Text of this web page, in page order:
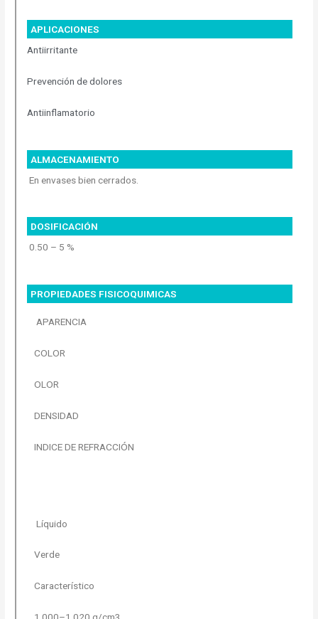
APLICACIONES
Antiirritante
Prevención de dolores
Antiinflamatorio
ALMACENAMIENTO
En envases bien cerrados.
DOSIFICACIÓN
0.50 – 5 %
PROPIEDADES FISICOQUIMICAS
APARENCIA
COLOR
OLOR
DENSIDAD
INDICE DE REFRACCIÓN
Líquido
Verde
Característico